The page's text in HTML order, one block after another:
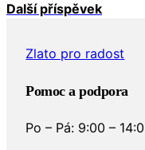
Další příspěvek
Zlato pro radost
Pomoc a podpora
Po – Pá: 9:00 –